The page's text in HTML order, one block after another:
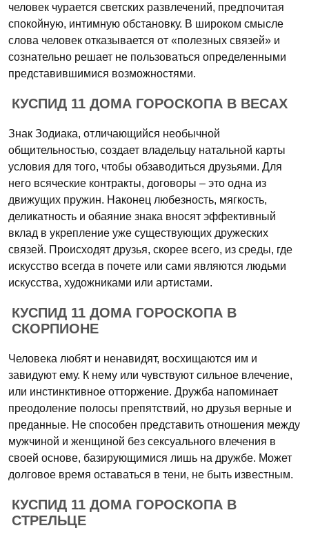
человек чурается светских развлечений, предпочитая
спокойную, интимную обстановку. В широком смысле
слова человек отказывается от «полезных связей» и
сознательно решает не пользоваться определенными
представившимися возможностями.
КУСПИД 11 ДОМА ГОРОСКОПА В ВЕСАХ
Знак Зодиака, отличающийся необычной
общительностью, создает владельцу натальной карты
условия для того, чтобы обзаводиться друзьями. Для
него всяческие контракты, договоры – это одна из
движущих пружин. Наконец любезность, мягкость,
деликатность и обаяние знака вносят эффективный
вклад в укрепление уже существующих дружеских
связей. Происходят друзья, скорее всего, из среды, где
искусство всегда в почете или сами являются людьми
искусства, художниками или артистами.
КУСПИД 11 ДОМА ГОРОСКОПА В
СКОРПИОНЕ
Человека любят и ненавидят, восхищаются им и
завидуют ему. К нему или чувствуют сильное влечение,
или инстинктивное отторжение. Дружба напоминает
преодоление полосы препятствий, но друзья верные и
преданные. Не способен представить отношения между
мужчиной и женщиной без сексуального влечения в
своей основе, базирующимися лишь на дружбе. Может
долговое время оставаться в тени, не быть известным.
КУСПИД 11 ДОМА ГОРОСКОПА В
СТРЕЛЬЦЕ